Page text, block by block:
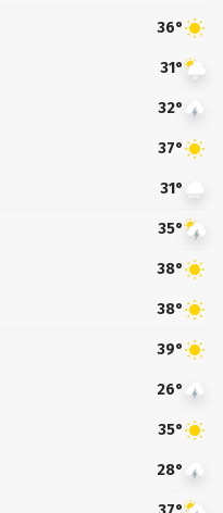
36°
31°
32°
37°
31°
35°
38°
38°
39°
26°
35°
28°